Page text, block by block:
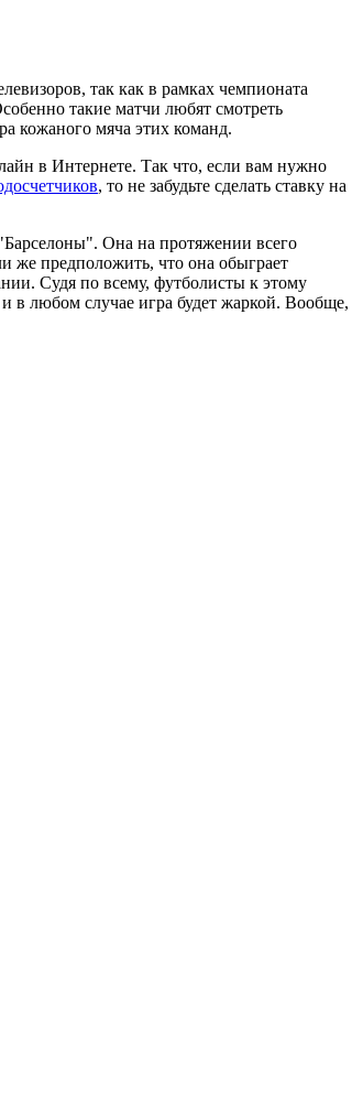
так как в рамках чемпионата
такие матчи любят смотреть
кожаного мяча этих команд.
в Интернете. Так что, если вам нужно
, то не забудьте сделать ставку на
Она на протяжении всего
же предположить, что она обыграет
Судя по всему, футболисты к этому
в любом случае игра будет жаркой. Вообще,